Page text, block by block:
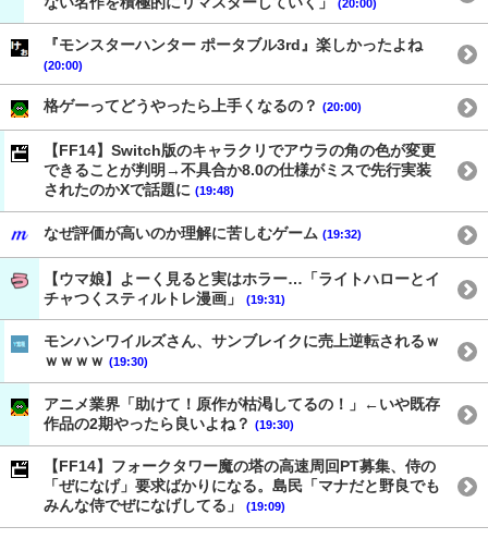
(20:00)
『モンスターハンター ポータブル3rd』楽しかったよね
(20:00)
格ゲーってどうやったら上手くなるの？ (20:00)
【FF14】Switch版のキャラクリでアウラの角の色が変更
できることが判明→不具合か8.0の仕様がミスで先行実装
されたのかXで話題に (19:48)
なぜ評価が高いのか理解に苦しむゲーム (19:32)
【ウマ娘】よーく見ると実はホラー…「ライトハローとイ
チャつくスティルトレ漫画」
(19:31)
モンハンワイルズさん、サンブレイクに売上逆転されるｗ
ｗｗｗｗ (19:30)
アニメ業界「助けて！原作が枯渇してるの！」←いや既存
作品の2期やったら良いよね？ (19:30)
【FF14】フォークタワー魔の塔の高速周回PT募集、侍の
「ぜになげ」要求ばかりになる。島民「マナだと野良でも
みんな侍でぜになげしてる」
(19:09)